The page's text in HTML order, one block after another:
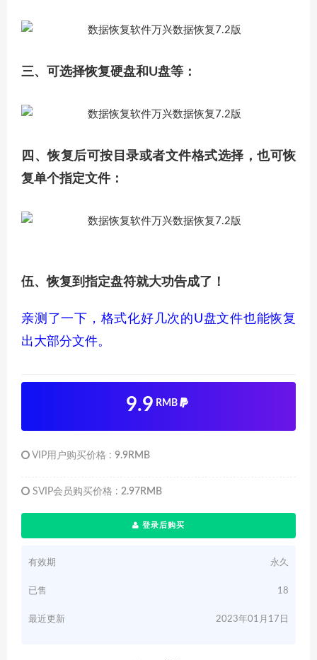
三、可选择恢复硬盘和U盘等：
四、恢复后可按目录或者文件格式选择，也可恢
复单个指定文件：
伍、恢复到指定盘符就大功告成了！
亲测了一下，格式化好几次的U盘文件也能恢复
出大部分文件。
9.9 RMB
VIP用户购买价格 : 9.9RMB
SVIP会员购买价格 : 2.97RMB
登录后购买
有效期 永久
已售 18
最近更新 2023年01月17日